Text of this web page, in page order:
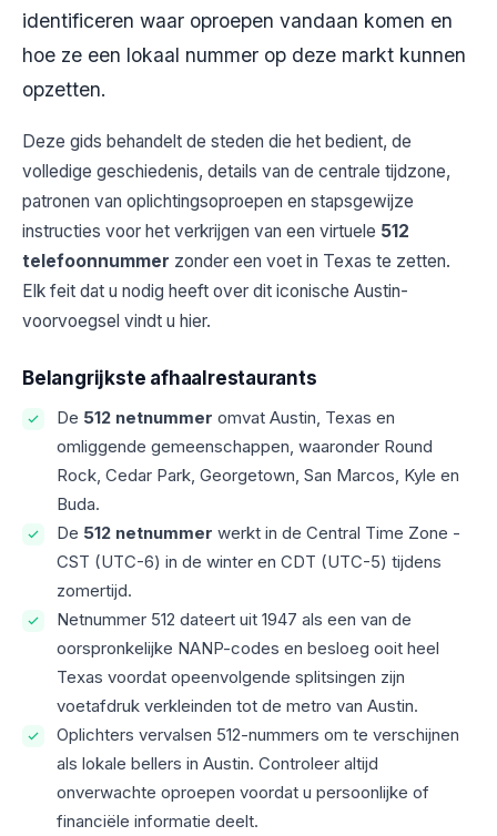
identificeren waar oproepen vandaan komen en
hoe ze een lokaal nummer op deze markt kunnen
opzetten.
Deze gids behandelt de steden die het bedient, de
volledige geschiedenis, details van de centrale tijdzone,
patronen van oplichtingsoproepen en stapsgewijze
instructies voor het verkrijgen van een virtuele 512
telefoonnummer zonder een voet in Texas te zetten.
Elk feit dat u nodig heeft over dit iconische Austin-
voorvoegsel vindt u hier.
Belangrijkste afhaalrestaurants
De 512 netnummer omvat Austin, Texas en
omliggende gemeenschappen, waaronder Round
Rock, Cedar Park, Georgetown, San Marcos, Kyle en
Buda.
De 512 netnummer werkt in de Central Time Zone -
CST (UTC-6) in de winter en CDT (UTC-5) tijdens
zomertijd.
Netnummer 512 dateert uit 1947 als een van de
oorspronkelijke NANP-codes en besloeg ooit heel
Texas voordat opeenvolgende splitsingen zijn
voetafdruk verkleinden tot de metro van Austin.
Oplichters vervalsen 512-nummers om te verschijnen
als lokale bellers in Austin. Controleer altijd
onverwachte oproepen voordat u persoonlijke of
financiële informatie deelt.